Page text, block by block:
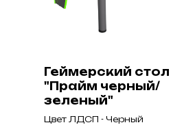
Геймерский стол
"Прайм черный/
зеленый"
Цвет ЛДСП - Черный